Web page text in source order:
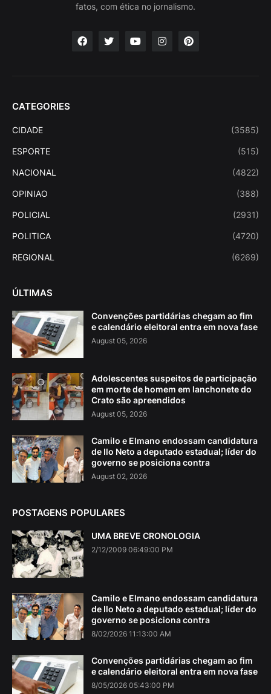
fatos, com ética no jornalismo.
CATEGORIES
CIDADE (3585)
ESPORTE (515)
NACIONAL (4822)
OPINIAO (388)
POLICIAL (2931)
POLITICA (4720)
REGIONAL (6269)
ÚLTIMAS
Convenções partidárias chegam ao fim
e calendário eleitoral entra em nova fase
August 05, 2026
Adolescentes suspeitos de participação
em morte de homem em lanchonete do
Crato são apreendidos
August 05, 2026
Camilo e Elmano endossam candidatura
de Ilo Neto a deputado estadual; líder do
governo se posiciona contra
August 02, 2026
POSTAGENS POPULARES
UMA BREVE CRONOLOGIA
2/12/2009 06:49:00 PM
Camilo e Elmano endossam candidatura
de Ilo Neto a deputado estadual; líder do
governo se posiciona contra
8/02/2026 11:13:00 AM
Convenções partidárias chegam ao fim
e calendário eleitoral entra em nova fase
8/05/2026 05:43:00 PM